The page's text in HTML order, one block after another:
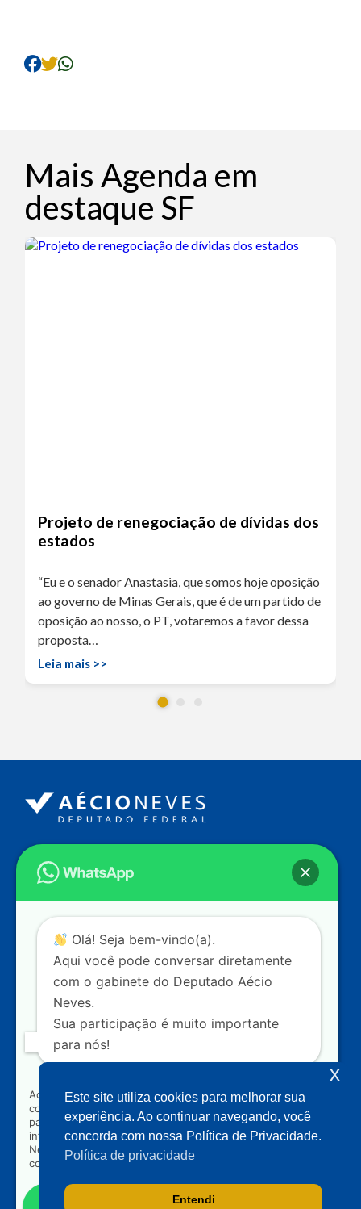
Mais Agenda em
destaque SF
Projeto de renegociação de dívidas dos
estados
“Eu e o senador Anastasia, que somos hoje oposição
ao governo de Minas Gerais, que é de um partido de
oposição ao nosso, o PT, votaremos a favor dessa
proposta…
Leia mais >>
Endereço
Câmara dos Deputados
Ed. Principal, Ala C – Gabinete
Contato
dep.aecioneves@camara.leg.br
+55 (61) 3215-5964
+55 (31) 3261-0121
+55 (31) 97150-0834
Nossas redes
Acompanhe o meu mandato
Olá! Seja bem-vindo(a).
Aqui você pode conversar diretamente
com o gabinete do Deputado Aécio
Neves.
Sua participação é muito importante
para nós!
Ao clicar para iniciar o contato pelo WhatsApp, você
concorda que seus dados serão utilizados exclusivamente
para atendimento relacionado às demandas, sugestões ou
informações referentes ao mandato do Deputado Aécio
Neves. Seus dados serão tratados com sigilo e não serão
compartilhados com terceiros.
Este site utiliza cookies para melhorar sua
experiência. Ao continuar navegando, você
concorda com nossa Política de Privacidade.
Política de privacidade
Entendi
x